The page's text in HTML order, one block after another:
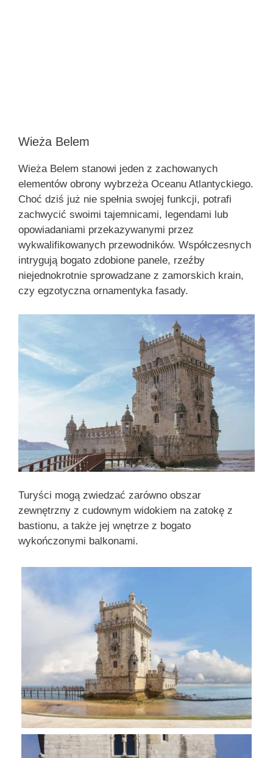
Wieża Belem
Wieża Belem stanowi jeden z zachowanych
elementów obrony wybrzeża Oceanu Atlantyckiego.
Choć dziś już nie spełnia swojej funkcji, potrafi
zachwycić swoimi tajemnicami, legendami lub
opowiadaniami przekazywanymi przez
wykwalifikowanych przewodników. Współczesnych
intrygują bogato zdobione panele, rzeźby
niejednokrotnie sprowadzane z zamorskich krain,
czy egzotyczna ornamentyka fasady.
Turyści mogą zwiedzać zarówno obszar
zewnętrzny z cudownym widokiem na zatokę z
bastionu, a także jej wnętrze z bogato
wykończonymi balkonami.